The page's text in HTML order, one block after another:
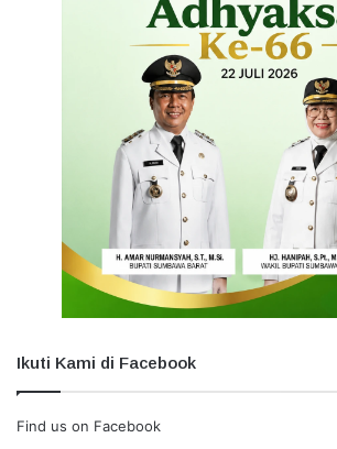
Ikuti Kami di Facebook
Find us on Facebook